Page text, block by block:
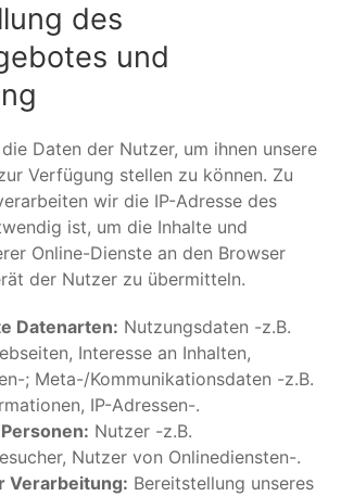
des
und
Daten der Nutzer, um ihnen unsere
Verfügung stellen zu können. Zu
wir die IP-Adresse des
ist, um die Inhalte und
Online-Dienste an den Browser
der Nutzer zu übermitteln.
Datenarten: Nutzungsdaten -z.B.
Interesse an Inhalten,
; Meta-/Kommunikationsdaten -z.B.
IP-Adressen-.
Nutzer -z.B.
Nutzer von Onlinediensten-.
Verarbeitung: Bereitstellung unseres